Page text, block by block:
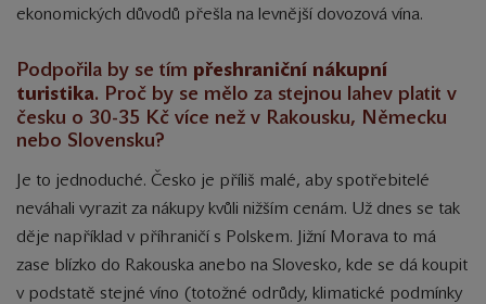
ekonomických důvodů přešla na levnější dovozová vína.
Podpořila by se tím přeshraniční nákupní
turistika. Proč by se mělo za stejnou lahev platit v
česku o 30-35 Kč více než v Rakousku, Německu
nebo Slovensku?
Je to jednoduché. Česko je příliš malé, aby spotřebitelé
neváhali vyrazit za nákupy kvůli nižším cenám. Už dnes se tak
děje například v příhraničí s Polskem. Jižní Morava to má
zase blízko do Rakouska anebo na Slovesko, kde se dá koupit
v podstatě stejné víno (totožné odrůdy, klimatické podmínky